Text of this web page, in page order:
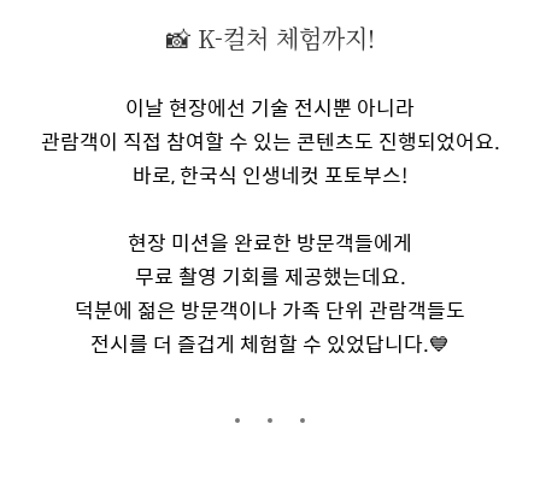
📸 K-컬처 체험까지!
이날 현장에선 기술 전시뿐 아니라
관람객이 직접 참여할 수 있는 콘텐츠도 진행되었어요.
바로,한국식 인생네컷 포토부스!
현장 미션을 완료한 방문객들에게
무료 촬영 기회를 제공했는데요.
덕분에 젊은 방문객이나 가족 단위 관람객들도
전시를 더 즐겁게 체험할 수 있었답니다.💙